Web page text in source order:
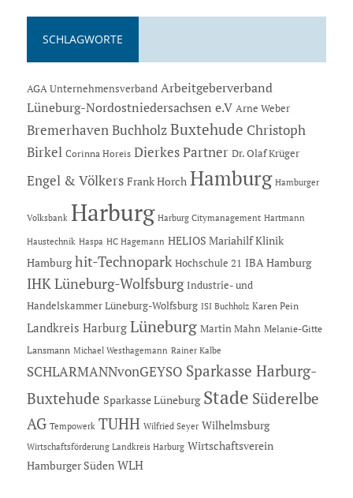
SCHLAGWORTE
AGA Unternehmensverband Arbeitgeberverband
Lüneburg-Nordostniedersachsen e.V Arne Weber
Bremerhaven Buchholz Buxtehude Christoph
Birkel Corinna Horeis Dierkes Partner Dr. Olaf Krüger
Engel & Völkers Frank Horch Hamburg Hamburger
Volksbank Harburg Harburg Citymanagement Hartmann
Haustechnik Haspa HC Hagemann HELIOS Mariahilf Klinik
Hamburg hit-Technopark Hochschule 21 IBA Hamburg
IHK Lüneburg-Wolfsburg Industrie- und
Handelskammer Lüneburg-Wolfsburg ISI Buchholz Karen Pein
Landkreis Harburg Lüneburg Martin Mahn Melanie-Gitte
Lansmann Michael Westhagemann Rainer Kalbe
SCHLARMANNvonGEYSO Sparkasse Harburg-
Buxtehude Sparkasse Lüneburg Stade Süderelbe
AG Tempowerk TUHH Wilfried Seyer Wilhelmsburg
Wirtschaftsförderung Landkreis Harburg Wirtschaftsverein
Hamburger Süden WLH